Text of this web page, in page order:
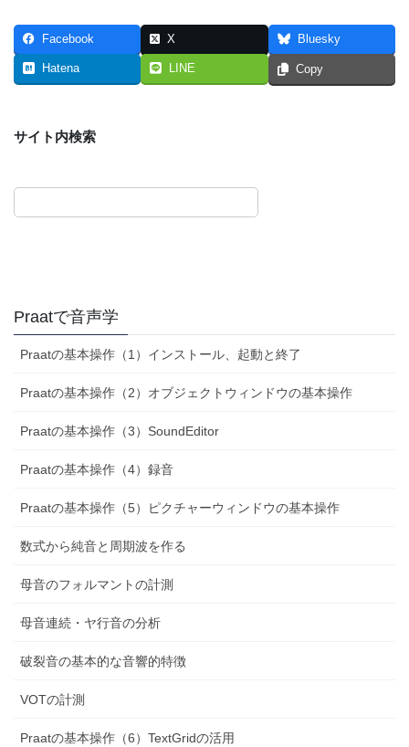
Facebook X Bluesky
Hatena LINE Copy
サイト内検索
Praatで音声学
Praatの基本操作（1）インストール、起動と終了
Praatの基本操作（2）オブジェクトウィンドウの基本操作
Praatの基本操作（3）SoundEditor
Praatの基本操作（4）録音
Praatの基本操作（5）ピクチャーウィンドウの基本操作
数式から純音と周期波を作る
母音のフォルマントの計測
母音連続・ヤ行音の分析
破裂音の基本的な音響的特徴
VOTの計測
Praatの基本操作（6）TextGridの活用